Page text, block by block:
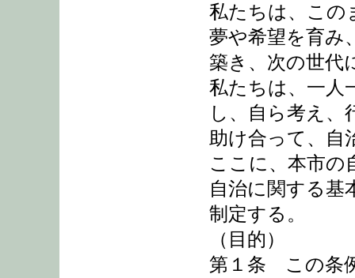
私たちは、この
夢や希望を育み
築き、次の世代
私たちは、一人
し、自ら考え、
助け合って、自
ここに、本市の
自治に関する基
制定する。
（目的）
第１条 この条